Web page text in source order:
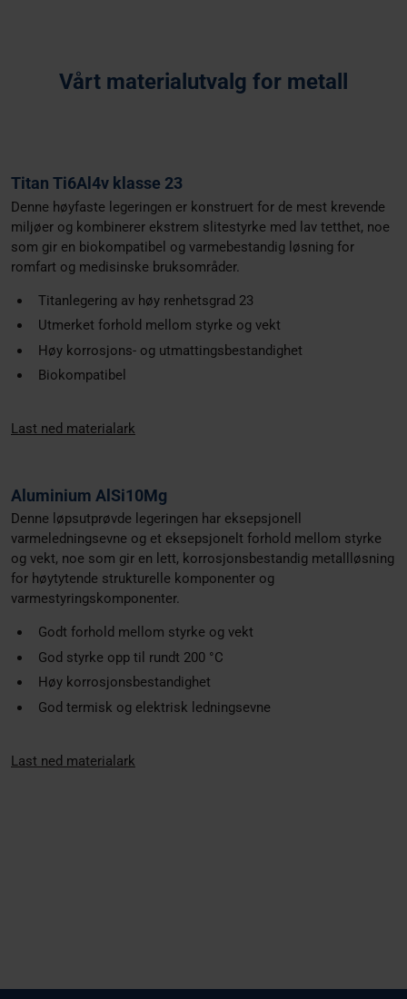
Vårt materialutvalg for metall
Titan Ti6Al4v klasse 23
Denne høyfaste legeringen er konstruert for de mest krevende
miljøer og kombinerer ekstrem slitestyrke med lav tetthet, noe
som gir en biokompatibel og varmebestandig løsning for
romfart og medisinske bruksområder.
Titanlegering av høy renhetsgrad 23
Utmerket forhold mellom styrke og vekt
Høy korrosjons- og utmattingsbestandighet
Biokompatibel
Last ned materialark
Aluminium AlSi10Mg
Denne løpsutprøvde legeringen har eksepsjonell
varmeledningsevne og et eksepsjonelt forhold mellom styrke
og vekt, noe som gir en lett, korrosjonsbestandig metallløsning
for høytytende strukturelle komponenter og
varmestyringskomponenter.
Godt forhold mellom styrke og vekt
God styrke opp til rundt 200 °C
Høy korrosjonsbestandighet
God termisk og elektrisk ledningsevne
Last ned materialark